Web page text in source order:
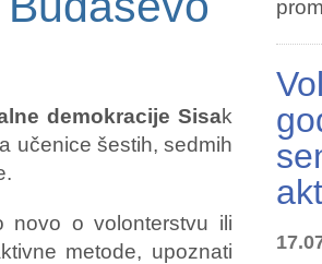
demokracije Sisak
učenice šestih, sedmih
novo o volonterstvu ili
metode, upoznati